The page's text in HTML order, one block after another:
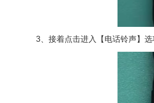
3、接着点击进入【电话铃声】选